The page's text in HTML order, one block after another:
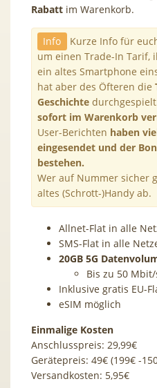
Rabatt im Warenkorb.
Info
Kurze Info für
um einen Trade-In Tarif,
ein altes Smartphone
hat aber des Öfteren die
Geschichte
sofort im Warenkorb
User-Berichten haben
eingesendet und der
bestehen.
Wer auf Nummer sicher
altes (Schrott-)Handy ab.
Allnet-Flat in alle
SMS-Flat in alle
20GB 5G
Bis zu 50 Mbit/
Inklusive gratis EU-
eSIM möglich
Einmalige Kosten
Anschlusspreis: 29,99€
Gerätepreis: 49€ (199€ -
Versandkosten: 5,95€